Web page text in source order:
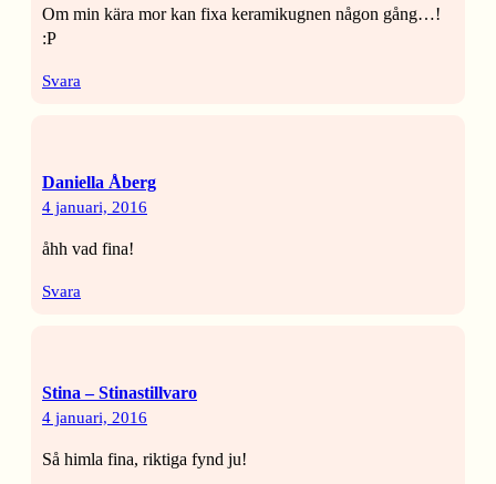
Om min kära mor kan fixa keramikugnen någon gång…!
:P
Svara
Daniella Åberg
4 januari, 2016
åhh vad fina!
Svara
Stina – Stinastillvaro
4 januari, 2016
Så himla fina, riktiga fynd ju!